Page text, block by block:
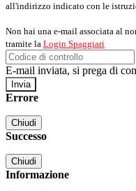
all'indirizzo indicato con le
Non hai una e-mail associata al
tramite la Login Spaggiari
E-mail inviata, si prega di
Errore
Chiudi
Successo
Chiudi
Informazione